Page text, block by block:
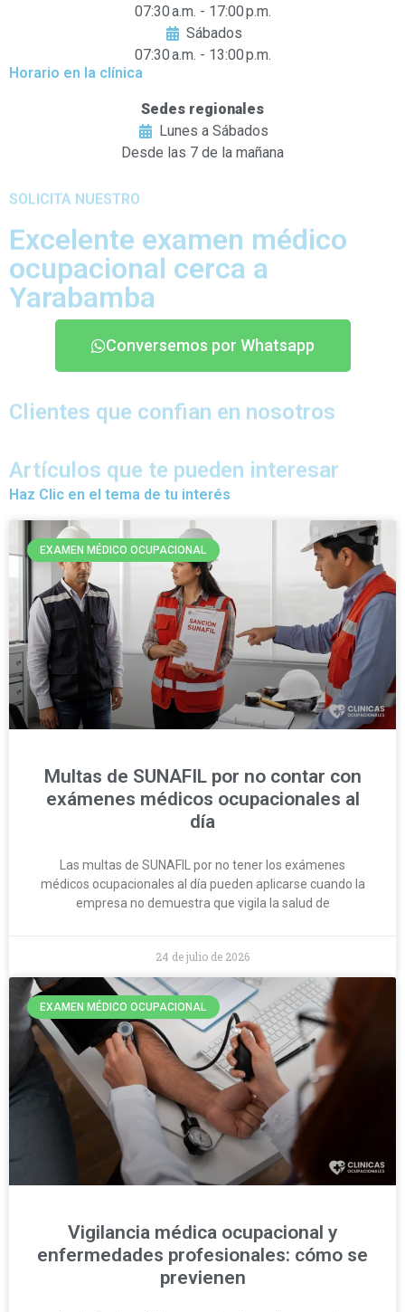
07:30 a.m. - 17:00 p.m.
Sábados
07:30 a.m. - 13:00 p.m.
Horario en la clínica
Sedes regionales
Lunes a Sábados
Desde las 7 de la mañana
SOLICITA NUESTRO
Excelente examen médico
ocupacional cerca a
Yarabamba
Conversemos por Whatsapp
Clientes que confian en nosotros
Artículos que te pueden interesar
Haz Clic en el tema de tu interés
EXAMEN MÉDICO OCUPACIONAL
Multas de SUNAFIL por no contar con
exámenes médicos ocupacionales al
día
Las multas de SUNAFIL por no tener los exámenes
médicos ocupacionales al día pueden aplicarse cuando la
empresa no demuestra que vigila la salud de
24 de julio de 2026
EXAMEN MÉDICO OCUPACIONAL
Vigilancia médica ocupacional y
enfermedades profesionales: cómo se
previenen